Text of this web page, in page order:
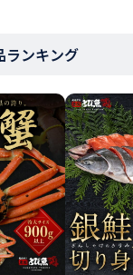
ランキング